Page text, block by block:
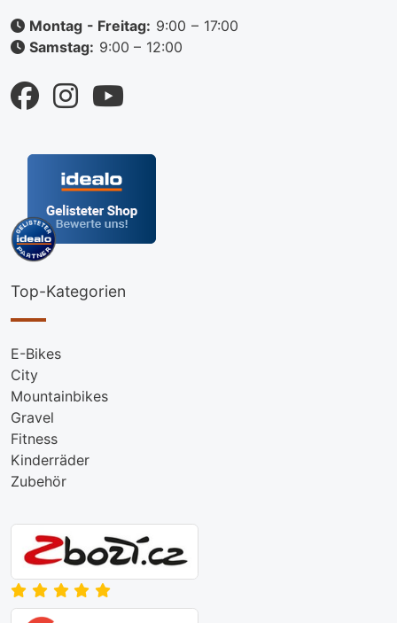
Montag - Freitag: 9:00 – 17:00
Samstag: 9:00 – 12:00
Top-Kategorien
E-Bikes
City
Mountainbikes
Gravel
Fitness
Kinderräder
Zubehör